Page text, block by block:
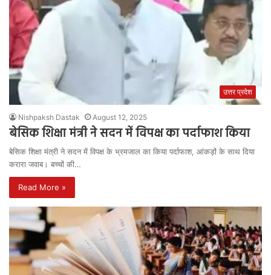
उत्तर प्रदेश
Nishpaksh Dastak August 12, 2025
बेसिक शिक्षा मंत्री ने सदन में विपक्ष का पर्दाफाश किया
बेसिक शिक्षा मंत्री ने सदन में विपक्ष के भ्रमजाल का किया पर्दाफाश, आंकड़ों के साथ दिया
करारा जवाब। बच्चों की…
Read More »